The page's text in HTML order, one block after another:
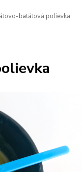
batátová polievka